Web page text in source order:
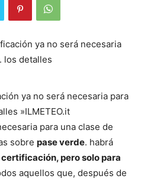
ya no será necesaria
los detalles
para una clase de
sobre pase verde. habrá
pero solo para
aquellos que, después de